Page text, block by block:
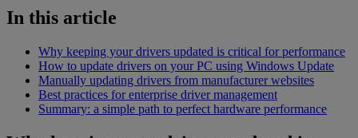
In this article
Why keeping your drivers updated is critical for performance
How to update drivers on your PC using Windows Update
Manually updating drivers from manufacturer websites
Best practices for enterprise driver management
Summary: a simple path to perfect hardware performance